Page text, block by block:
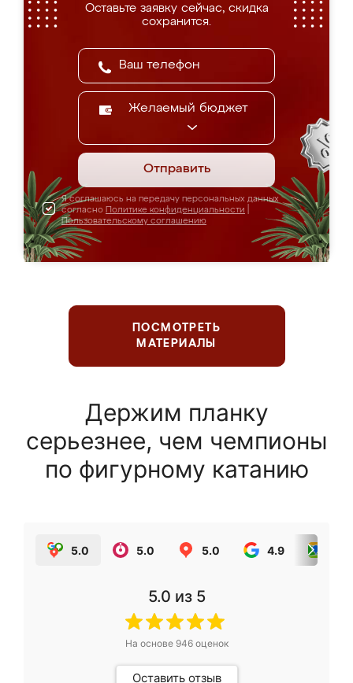
Оставьте заявку сейчас, скидка
сохранится.
Желаемый бюджет
Отправить
Я соглашаюсь на передачу персональных данных
согласно Политике конфиденциальности
Пользовательскому соглашению
ПОСМОТРЕТЬ
МАТЕРИАЛЫ
Держим планку
серьезнее, чем чемпионы
по фигурному катанию
5.0 5.0 5.0 4.9
5.0 из 5
На основе 946оценок
Оставить отзыв